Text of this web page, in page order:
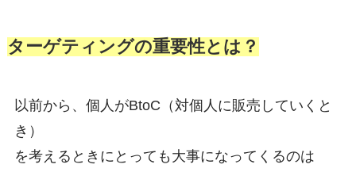
ターゲティングの重要性とは？
以前から、個人がBtoC（対個人に販売していくと
き）
を考えるときにとっても大事になってくるのは